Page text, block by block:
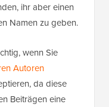
ihr aber einen
Namen zu geben.
wenn Sie
Autoren
da diese
Beiträgen eine